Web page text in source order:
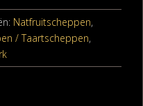
Natfruitscheppen,
/ Taartscheppen,